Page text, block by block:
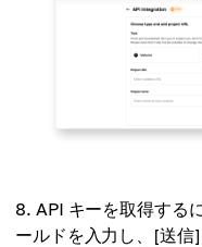
API キーを取得する
ールドを入力し、[送信